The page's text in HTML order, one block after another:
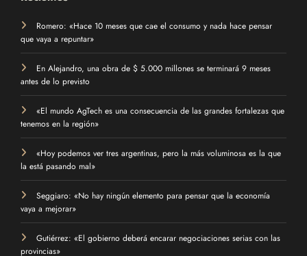
Romero: «Hace 10 meses que cae el consumo y nada hace pensar
que vaya a repuntar»
En Alejandro, una obra de $ 5.000 millones se terminará 9 meses
antes de lo previsto
«El mundo AgTech es una consecuencia de las grandes fortalezas que
tenemos en la región»
«Hoy podemos ver tres argentinas, pero la más voluminosa es la que
la está pasando mal»
Seggiaro: «No hay ningún elemento para pensar que la economía
vaya a mejorar»
Gutiérrez: «El gobierno deberá encarar negociaciones serias con las
provincias»